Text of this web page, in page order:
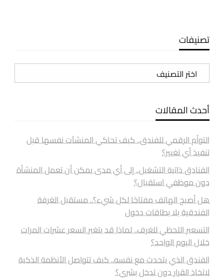
تصنيفات
تصنيفات
أحدث المقالات
التوأم الرقمي للفندق.. كيف تحاكي المنشآت نفسها قبل
تنفيذ أي تغيير؟
الفنادق ذاتية التشغيل.. إلى أي مدى يمكن أن تعمل المنشأة
دون موظفي استقبال؟
هل أصبح الهاتف مفتاحًا لكل شيء؟.. مستقبل الغرفة
الفندقية بلا بطاقات دخول
التسعير اللحظي للغرف.. لماذا قد يتغير السعر عشرات المرات
خلال اليوم الواحد؟
الفندق الذي يتحدث مع نفسه.. كيف تتواصل الأنظمة الذكية
لاتخاذ القرار دون تدخل بشري؟